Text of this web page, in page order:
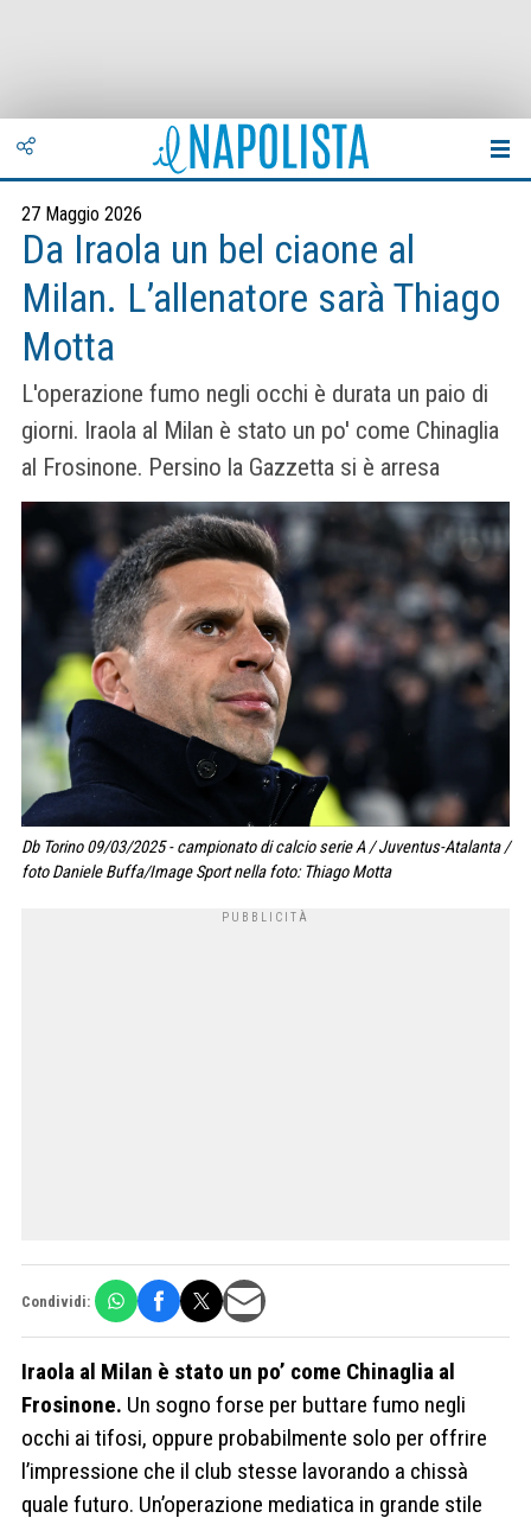
27 Maggio 2026
Da Iraola un bel ciaone al
Milan. L’allenatore sarà Thiago
Motta
L'operazione fumo negli occhi è durata un paio di
giorni. Iraola al Milan è stato un po' come Chinaglia
al Frosinone. Persino la Gazzetta si è arresa
Db Torino 09/03/2025 - campionato di calcio serie A / Juventus-Atalanta /
foto Daniele Buffa/Image Sport nella foto: Thiago Motta
Condividi:
Iraola al Milan è stato un po’ come Chinaglia al
Frosinone. Un sogno forse per buttare fumo negli
occhi ai tifosi, oppure probabilmente solo per offrire
l’impressione che il club stesse lavorando a chissà
quale futuro. Un’operazione mediatica in grande stile